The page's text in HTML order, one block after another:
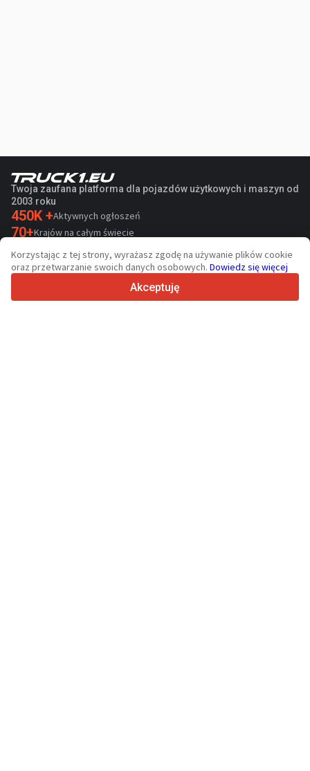
Twoja zaufana platforma dla pojazdów użytkowych i maszyn od
2003 roku
450K +Aktywnych ogłoszeń
70+Krajów na całym świecie
36 Obsługiwanych języków
4.7/5
Korzystając z tej strony, wyrażasz zgodę na używanie plików cookie
oraz przetwarzanie swoich danych osobowych. Dowiedz się więcej
Akceptuję